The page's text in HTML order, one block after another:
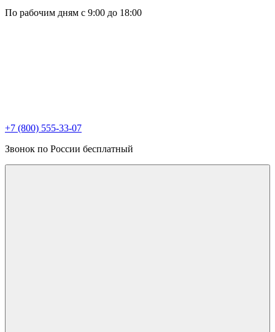
По рабочим дням с 9:00 до 18:00
+7 (800) 555-33-07
Звонок по России бесплатный